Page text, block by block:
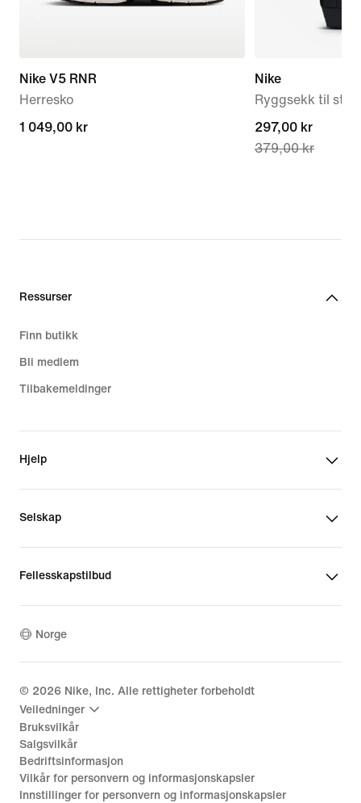
Nike V5 RNR
Herresko
1 049,00 kr
1 049,00 kr
Nike
Ryggsekk til
current
price
379,00 kr
297,00 kr
379,00 kr
Ressurser
Finn butikk
Bli medlem
Tilbakemeldinger
Hjelp
Selskap
Fellesskapstilbud
Norge
© 2026 Nike, Inc. Alle rettigheter forbeholdt
Veiledninger
Bruksvilkår
Salgsvilkår
Bedriftsinformasjon
Vilkår for personvern og informasjonskapsler
Innstillinger for personvern og informasjonskapsler